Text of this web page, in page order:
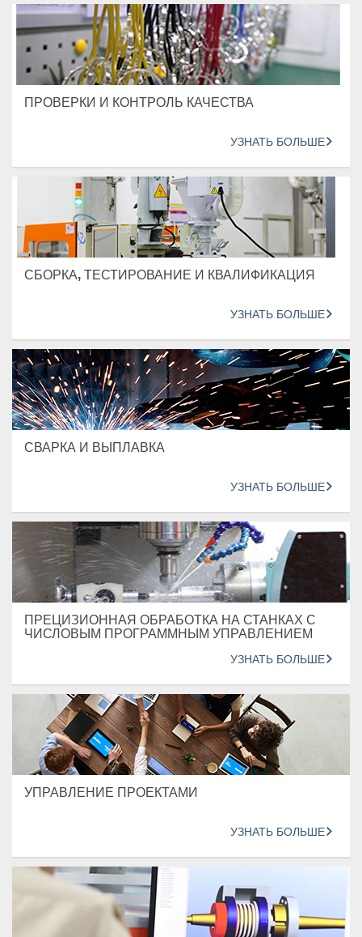
ПРОВЕРКИ И КОНТРОЛЬ КАЧЕСТВА
УЗНАТЬ БОЛЬШЕ
СБОРКА, ТЕСТИРОВАНИЕ И КВАЛИФИКАЦИЯ
УЗНАТЬ БОЛЬШЕ
СВАРКА И ВЫПЛАВКА
УЗНАТЬ БОЛЬШЕ
ПРЕЦИЗИОННАЯ ОБРАБОТКА НА СТАНКАХ С
ЧИСЛОВЫМ ПРОГРАММНЫМ УПРАВЛЕНИЕМ
УЗНАТЬ БОЛЬШЕ
УПРАВЛЕНИЕ ПРОЕКТАМИ
УЗНАТЬ БОЛЬШЕ